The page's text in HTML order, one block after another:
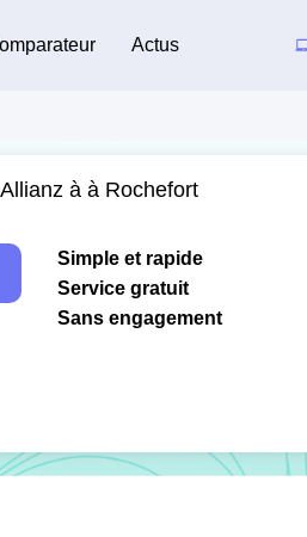
Actus
à à Rochefort
Simple et rapide
Service gratuit
Sans engagement